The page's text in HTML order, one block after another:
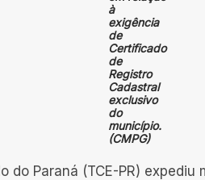
à
exigência
de
Certificado
de
Registro
Cadastral
exclusivo
do
município.
(CMPG)
do Paraná (TCE-PR)